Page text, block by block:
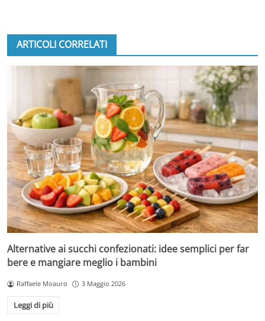
ARTICOLI CORRELATI
Alternative ai succhi confezionati: idee semplici per far
bere e mangiare meglio i bambini
Raffaele Moauro 3 Maggio 2026
Leggi di più